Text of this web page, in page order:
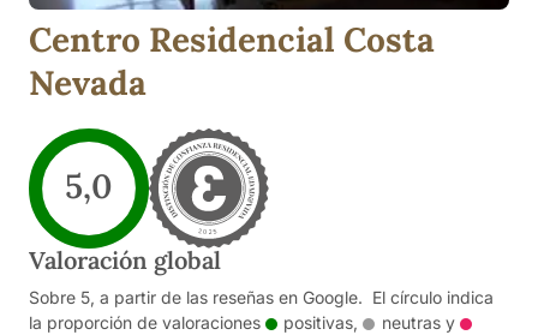
Centro Residencial Costa
Nevada
5,0
Valoración global
Sobre 5, a partir de las reseñas en Google. El círculo indica
la proporción de valoraciones
positivas, neutrasy